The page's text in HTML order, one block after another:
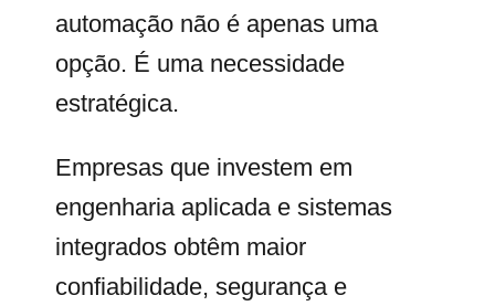
automação não é apenas uma
opção. É uma necessidade
estratégica.
Empresas que investem em
engenharia aplicada e sistemas
integrados obtêm maior
confiabilidade, segurança e